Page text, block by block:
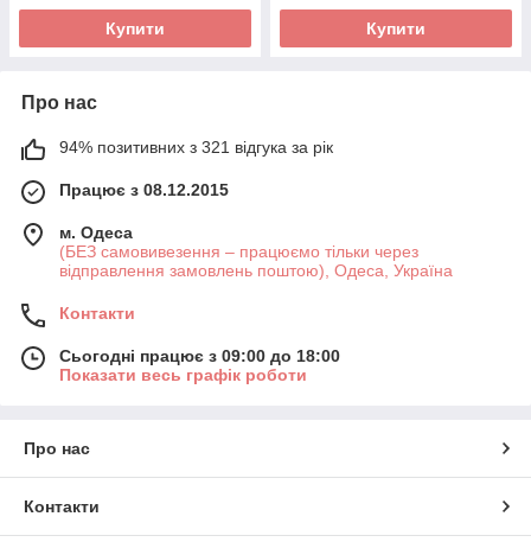
Купити Купити
Про нас
94% позитивних з 321 відгука за рік
Працює з 08.12.2015
м. Одеса
(БЕЗ самовивезення – працюємо тільки через
відправлення замовлень поштою), Одеса, Україна
Контакти
Сьогодні працює з 09:00 до 18:00
Показати весь графік роботи
Про нас
Контакти